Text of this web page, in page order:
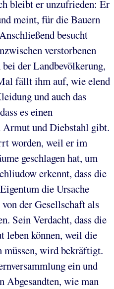
bleibt er unzufrieden: Er
meint, für die Bauern
besucht
verstorbenen
der Landbevölkerung,
fällt ihm auf, wie elend
und auch das
es einen
Armut und Diebstahl gibt.
worden, weil er im
geschlagen hat, um
erkennt, dass die
die Ursache
der Gesellschaft als
Sein Verdacht, dass die
leben können, weil die
wird bekräftigt.
ein und
Abgesandten, wie man